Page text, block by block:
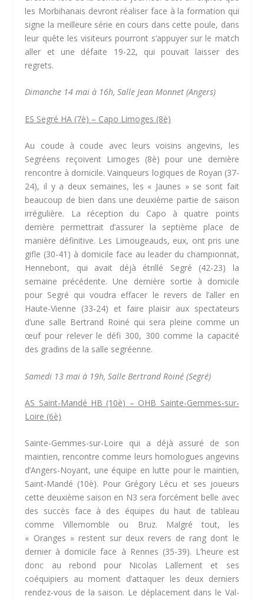
les Morbihanais devront réaliser face à la formation qui
signe la meilleure série en cours dans cette poule, dans
leur quête les visiteurs pourront s’appuyer sur le match
aller et une défaite 19-22, qui pouvait laisser des
regrets.
Dimanche 14 mai à 16h, Salle Jean Monnet (Angers)
ES Segré HA (7è) – Capo Limoges (8è)
Au coude à coude avec leurs voisins angevins, les
Segréens reçoivent Limoges (8è) pour une dernière
rencontre à domicile. Vainqueurs logiques de Royan (37-
24), il y a deux semaines, les « Jaunes » se sont fait
beaucoup de bien dans une deuxième partie de saison
irrégulière. La réception du Capo à quatre points
derrière permettrait d’assurer la septième place de
manière définitive. Les Limougeauds, eux, ont pris une
gifle (30-41) à domicile face au leader du championnat,
Hennebont, qui avait déjà étrillé Segré (42-23) la
semaine précédente. Une dernière sortie à domicile
pour Segré qui voudra effacer le revers de l’aller en
Haute-Vienne (33-24) et faire plaisir aux spectateurs
d’une salle Bertrand Roiné qui sera pleine comme un
œuf pour relever le défi 300, 300 comme la capacité
des gradins de la salle segréenne.
Samedi 13 mai à 19h, Salle Bertrand Roiné (Segré)
AS Saint-Mandé HB (10è) – OHB Sainte-Gemmes-sur-
Loire (6è)
Sainte-Gemmes-sur-Loire qui a déjà assuré de son
maintien, rencontre comme leurs homologues angevins
d’Angers-Noyant, une équipe en lutte pour le maintien,
Saint-Mandé (10è). Pour Grégory Lécu et ses joueurs
cette deuxième saison en N3 sera forcément belle avec
des succès face à des équipes du haut de tableau
comme Villemomble ou Bruz. Malgré tout, les
« Oranges » restent sur deux revers de rang dont le
dernier à domicile face à Rennes (35-39). L’heure est
donc au rebond pour Nicolas Lallement et ses
coéquipiers au moment d’attaquer les deux derniers
rendez-vous de la saison. Le déplacement dans le Val-